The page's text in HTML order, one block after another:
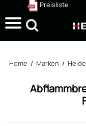
Preisliste
Home / Marken /